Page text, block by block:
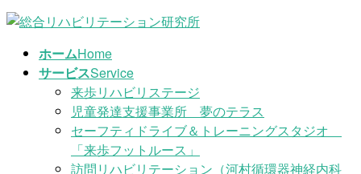
ホームHome
サービスService
来歩リハビリステージ
児童発達支援事業所 夢のテラス
セーフティドライブ＆トレーニングスタジオ
「来歩フットルース」
訪問リハビリテーション（河村循環器神経内科